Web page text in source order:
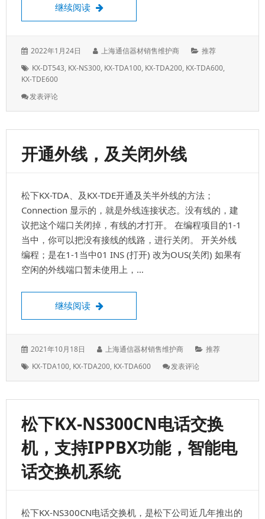
继续阅读 松下KX-TDA话机编程，PT数字话机编程表
发
于：
2022年1月24日
作
上海通信器材销售维护商
分
推荐
标
签：
KX-DT543, KX-NS300, KX-TDA100, KX-TDA200, KX-TDA600,
KX-TDE600
发表评论: 松
TDA
机
编
数
字
话
机
编
程
表
开通外线，及关闭外线
松下KX-TDA、及KX-TDE开通及关半外线的方法；
Connection 显示的，就是外线连接状态。没有线的，建
议把这个端口关闭掉，有线的才打开。 在编程项目的1-1
当中，你可以把没有接线的线路，进行关闭。 开关外线
编程；是在1-1当中01 INS (打开) 改为OUS(关闭) 如果有
空闲的外线端口暂未使用上，…
继续阅读 开通外线，及关闭外线
发
于：
2021年10月18日
作
上海通信器材销售维护商
分
推荐
标
KX-TDA100, KX-TDA200, KX-TDA600 发表评论: 开
线，
关
闭
外
线
松下KX-NS300CN电话交换
机，支持IPPBX功能，智能电
话交换机系统
松下KX-NS300CN电话交换机，是松下公司近几年推出的